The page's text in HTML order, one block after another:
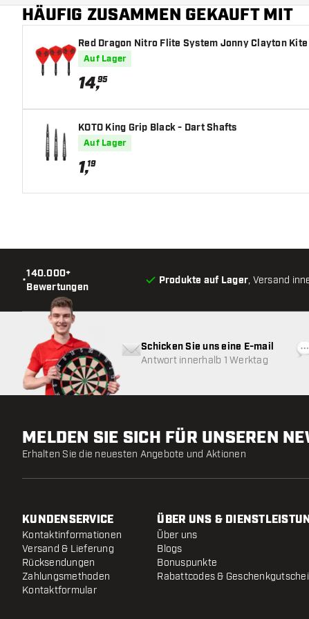
HÄUFIG ZUSAMMEN GEKAUFT MIT
Red Dragon Nitro Flite System Jonny Clayton
Auf Lager
14,95
KOTO King Grip Black - Dart Shafts
Auf Lager
1,19
•
140.000+
Bewertungen
Produkte auf Lager, Versand
Schicken Sie uns eine E-mail
Antwort innerhalb 1 Werktag
MELDEN SIE SICH FÜR UNSEREN
Erhalten Sie die neuesten Angebote und Aktionen
KUNDENSERVICE
Kontaktinformationen
Versand & Lieferung
Rücksendungen
Zahlungsmethoden
Kontaktformular
ÜBER UNS &
Über uns
Blogs
Bonuspunkte
Rabattcodes &